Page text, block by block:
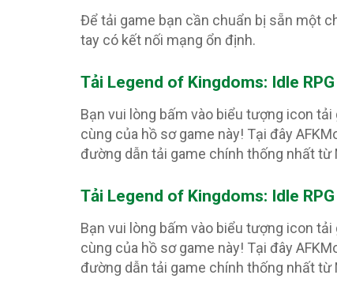
Để tải game bạn cần chuẩn bị sẵn một
tay có kết nối mạng ổn định.
Tải Legend of Kingdoms: Idle RPG
Bạn vui lòng bấm vào biểu tượng icon
cùng của hồ sơ game này! Tại đây
đường dẫn tải game chính thống nhất từ
Tải Legend of Kingdoms: Idle RPG
Bạn vui lòng bấm vào biểu tượng icon
cùng của hồ sơ game này! Tại đây
đường dẫn tải game chính thống nhất từ